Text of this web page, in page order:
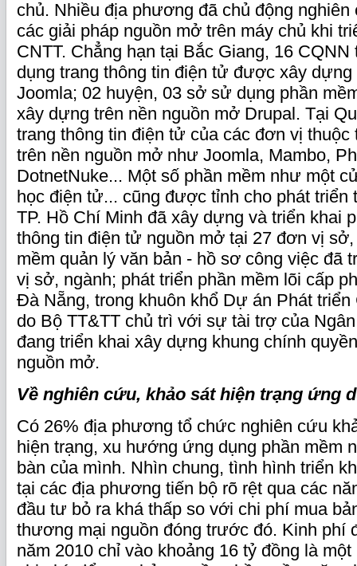
chủ. Nhiều địa phương đã chủ động
các giải pháp nguồn mở trên máy chủ khi
CNTT. Chẳng hạn tại Bắc Giang, 16
dụng trang thông tin điện tử được xây
Joomla; 02 huyện, 03 sở sử dụng phần
xây dựng trên nền nguồn mở Drupal. Tại
trang thông tin điện tử của các đơn vị
trên nền nguồn mở như Joomla, Mambo,
DotnetNuke... Một số phần mềm như một
học điện tử... cũng được tỉnh cho phát triển
TP. Hồ Chí Minh đã xây dựng và triển khai
thông tin điện tử nguồn mở tại 27 đơn vị
mềm quản lý văn bản - hồ sơ công việc đã
vị sở, ngành; phát triển phần mềm lõi cấp
Đà Nẵng, trong khuôn khổ Dự án Phát triển
do Bộ TT&TT chủ trì với sự tài trợ của
đang triển khai xây dựng khung chính
nguồn mở.
Về nghiên cứu, khảo sát hiện trạng ứng
Có 26% địa phương tổ chức nghiên cứu
hiện trạng, xu hướng ứng dụng phần mềm
bàn của mình. Nhìn chung, tình hình triển
tại các địa phương tiến bộ rõ rệt qua các
đầu tư bỏ ra khá thấp so với chi phí mua
thương mại nguồn đóng trước đó. Kinh phí
năm 2010 chỉ vào khoảng 16 tỷ đồng là